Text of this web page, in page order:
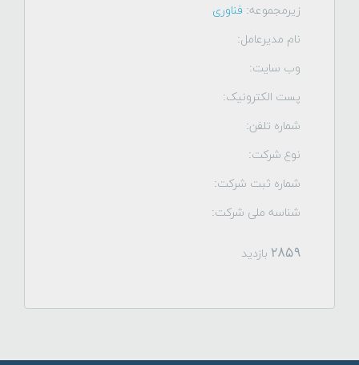
زیرمجموعه: فناوری
نام مدیرعامل:
وب سایت:
پست الکترونیک:
شماره تلفن:
نوع شرکت:
شماره ثبت شرکت:
شناسه ملی شرکت:
2859 بازدید